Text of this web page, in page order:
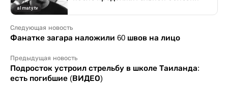
Следующая новость
Фанатке загара наложили 60 швов на лицо
Предыдущая новость
Подросток устроил стрельбу в школе Таиланда:
есть погибшие (ВИДЕО)